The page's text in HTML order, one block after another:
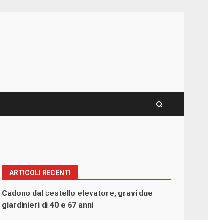
ARTICOLI RECENTI
Cadono dal cestello elevatore, gravi due
giardinieri di 40 e 67 anni